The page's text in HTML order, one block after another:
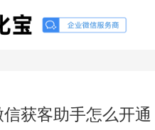
获客助手怎么开